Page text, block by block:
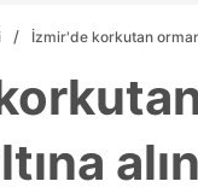
İzmir'de korkutan orman